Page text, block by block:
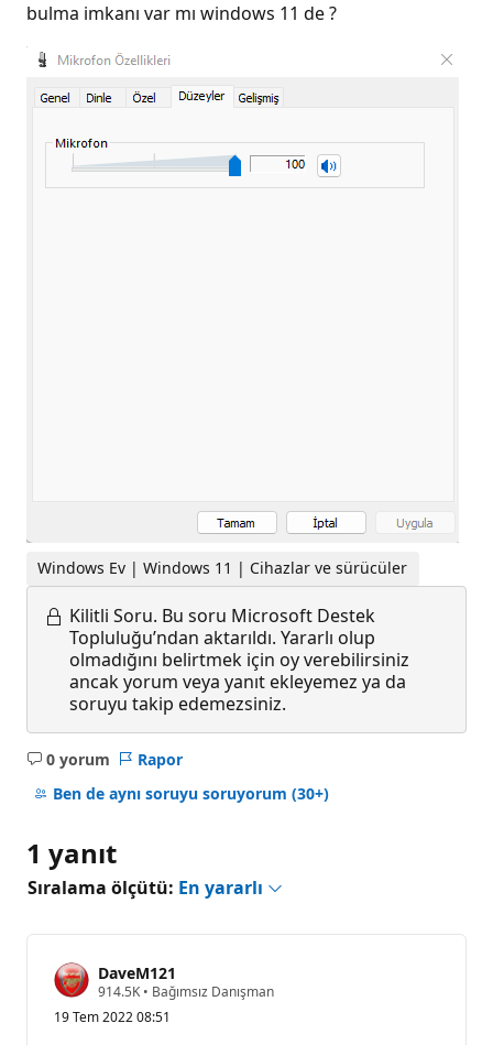
bulma imkanı var mı windows 11 de ?
Windows Ev | Windows 11 | Cihazlar ve sürücüler
Kilitli Soru. Bu soru Microsoft Destek
Topluluğu’ndan aktarıldı. Yararlı olup
olmadığını belirtmek için oy verebilirsiniz
ancak yorum veya yanıt ekleyemez ya da
soruyu takip edemezsiniz.
0 yorum
Açıklama
yok
Rapor
Ben de aynı soruyu soruyorum (30+)
1 yanıt
Sıralama ölçütü: En yararlı
DaveM121
914.5K S
y
• Bağımsız Danışman
19 Tem 2022 08:51